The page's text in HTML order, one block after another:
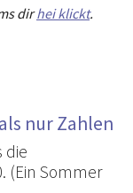
dirhei klickt.
nur Zahlen
die
(Ein Sommer